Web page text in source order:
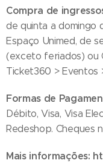
Compra de
de quinta a domingo
Espaço Unimed, de
(exceto feriados) ou
Ticket360 > Eventos
Formas de
Débito, Visa, Visa
Redeshop. Cheques
Mais informações: